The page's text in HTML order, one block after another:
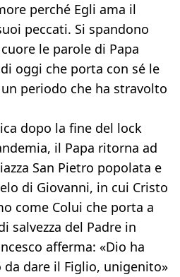
perché Egli ama il
peccati. Si spandono
le parole di Papa
di oggi che porta con sé le
periodo che ha stravolto
dopo la fine del lock
il Papa ritorna ad
San Pietro popolata e
di Giovanni, in cui Cristo
come Colui che porta a
salvezza del Padre in
afferma: «Dio ha
dare il Figlio, unigenito»